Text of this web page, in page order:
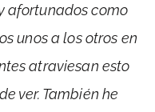
afortunados como
unos a los otros en
atraviesan esto
ver. También he